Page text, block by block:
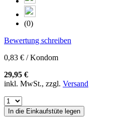
(0)
Bewertung schreiben
0,83 € / Kondom
29,95 €
inkl. MwSt., zzgl. Versand
In die Einkaufstüte legen